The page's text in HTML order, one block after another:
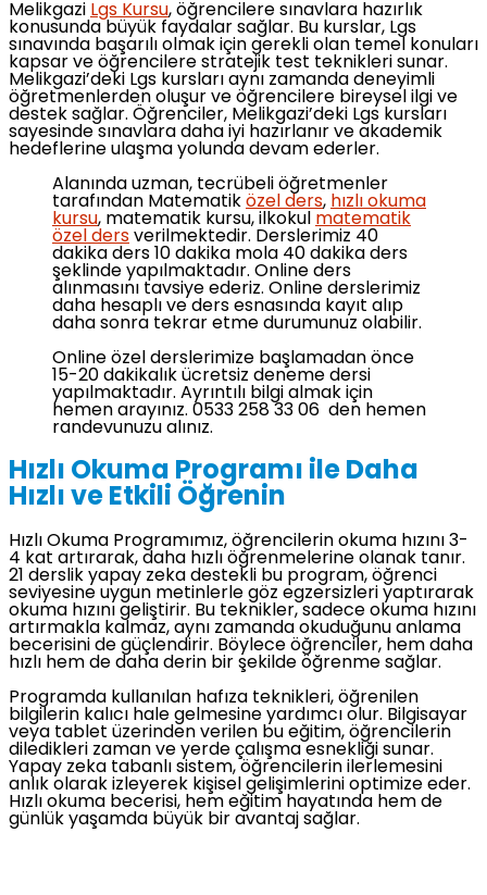
Melikgazi Lgs Kursu, öğrencilere sınavlara hazırlık
konusunda büyük faydalar sağlar. Bu kurslar, Lgs
sınavında başarılı olmak için gerekli olan temel konuları
kapsar ve öğrencilere stratejik test teknikleri sunar.
Melikgazi’deki Lgs kursları aynı zamanda deneyimli
öğretmenlerden oluşur ve öğrencilere bireysel ilgi ve
destek sağlar. Öğrenciler, Melikgazi’deki Lgs kursları
sayesinde sınavlara daha iyi hazırlanır ve akademik
hedeflerine ulaşma yolunda devam ederler.
Alanında uzman, tecrübeli öğretmenler
tarafından Matematik özel ders, hızlı okuma
kursu, matematik kursu, ilkokul matematik
özel ders verilmektedir. Derslerimiz 40
dakika ders 10 dakika mola 40 dakika ders
şeklinde yapılmaktadır. Online ders
alınmasını tavsiye ederiz. Online derslerimiz
daha hesaplı ve ders esnasında kayıt alıp
daha sonra tekrar etme durumunuz olabilir.
Online özel derslerimize başlamadan önce
15-20 dakikalık ücretsiz deneme dersi
yapılmaktadır. Ayrıntılı bilgi almak için
hemen arayınız. 0533 258 33 06 den hemen
randevunuzu alınız.
Hızlı Okuma Programı ile Daha
Hızlı ve Etkili Öğrenin
Hızlı Okuma Programımız, öğrencilerin okuma hızını 3-
4 kat artırarak, daha hızlı öğrenmelerine olanak tanır.
21 derslik yapay zeka destekli bu program, öğrenci
seviyesine uygun metinlerle göz egzersizleri yaptırarak
okuma hızını geliştirir. Bu teknikler, sadece okuma hızını
artırmakla kalmaz, aynı zamanda okuduğunu anlama
becerisini de güçlendirir. Böylece öğrenciler, hem daha
hızlı hem de daha derin bir şekilde öğrenme sağlar.
Programda kullanılan hafıza teknikleri, öğrenilen
bilgilerin kalıcı hale gelmesine yardımcı olur. Bilgisayar
veya tablet üzerinden verilen bu eğitim, öğrencilerin
diledikleri zaman ve yerde çalışma esnekliği sunar.
Yapay zeka tabanlı sistem, öğrencilerin ilerlemesini
anlık olarak izleyerek kişisel gelişimlerini optimize eder.
Hızlı okuma becerisi, hem eğitim hayatında hem de
günlük yaşamda büyük bir avantaj sağlar.